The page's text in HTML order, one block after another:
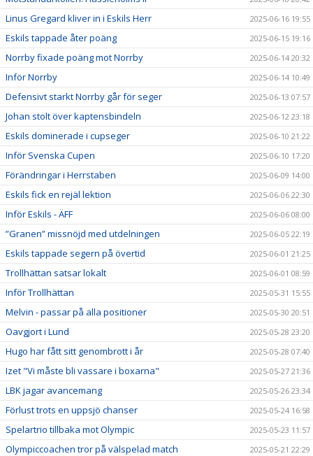
Linus Gregard kliver in i Eskils Herr 2025-06-16 19:55
Eskils tappade åter poäng 2025-06-15 19:16
Norrby fixade poäng mot Norrby 2025-06-14 20:32
Inför Norrby 2025-06-14 10:49
Defensivt starkt Norrby går för seger 2025-06-13 07:57
Johan stolt över kaptensbindeln 2025-06-12 23:18
Eskils dominerade i cupseger 2025-06-10 21:22
Inför Svenska Cupen 2025-06-10 17:20
Förändringar i Herrstaben 2025-06-09 14:00
Eskils fick en rejäl lektion 2025-06-06 22:30
Inför Eskils - ÄFF 2025-06-06 08:00
”Granen” missnöjd med utdelningen 2025-06-05 22:19
Eskils tappade segern på övertid 2025-06-01 21:25
Trollhättan satsar lokalt 2025-06-01 08:59
Inför Trollhättan 2025-05-31 15:55
Melvin - passar på alla positioner 2025-05-30 20:51
Oavgjort i Lund 2025-05-28 23:20
Hugo har fått sitt genombrott i år 2025-05-28 07:40
Izet "Vi måste bli vassare i boxarna" 2025-05-27 21:36
LBK jagar avancemang 2025-05-26 23:34
Förlust trots en uppsjö chanser 2025-05-24 16:58
Spelartrio tillbaka mot Olympic 2025-05-23 11:57
Olympiccoachen tror på välspelad match 2025-05-21 22:29